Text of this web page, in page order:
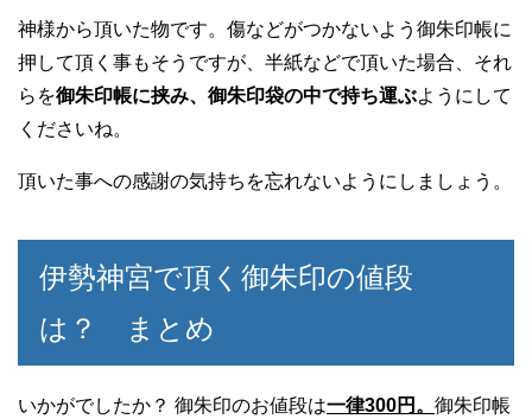
神様から頂いた物です。傷などがつかないよう御朱印帳に
押して頂く事もそうですが、半紙などで頂いた場合、それ
らを御朱印帳に挟み、御朱印袋の中で持ち運ぶようにして
くださいね。
頂いた事への感謝の気持ちを忘れないようにしましょう。
伊勢神宮で頂く御朱印の値段
は？ まとめ
いかがでしたか？ 御朱印のお値段は一律300円。 御朱印帳